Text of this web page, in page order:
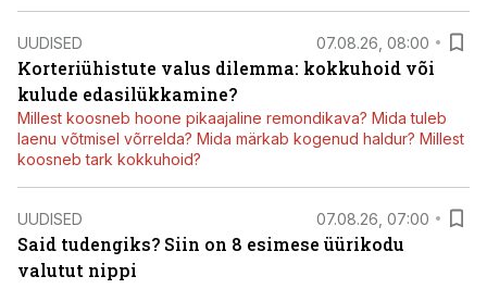
UUDISED 07.08.26, 08:00
Korteriühistute valus dilemma: kokkuhoid või
kulude edasilükkamine?
Millest koosneb hoone pikaajaline remondikava? Mida tuleb
laenu võtmisel võrrelda? Mida märkab kogenud haldur? Millest
koosneb tark kokkuhoid?
UUDISED 07.08.26, 07:00
Said tudengiks? Siin on 8 esimese üürikodu
valutut nippi